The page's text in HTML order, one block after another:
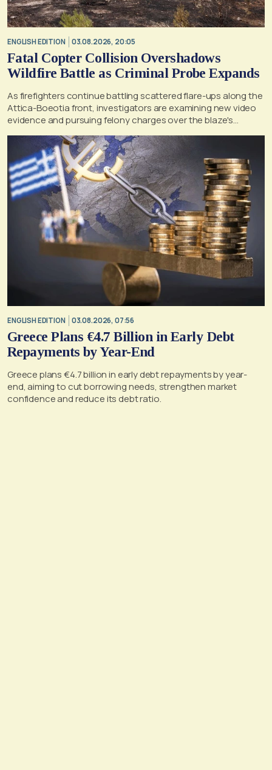
ENGLISH EDITION 03.08.2026, 20:05
Fatal Copter Collision Overshadows
Wildfire Battle as Criminal Probe Expands
As firefighters continue battling scattered flare-ups along the
Attica-Boeotia front, investigators are examining new video
evidence and pursuing felony charges over the blaze's
ENGLISH EDITION 03.08.2026, 07:56
Greece Plans €4.7 Billion in Early Debt
Repayments by Year-End
Greece plans €4.7 billion in early debt repayments by year-
end, aiming to cut borrowing needs, strengthen market
confidence and reduce its debt ratio.